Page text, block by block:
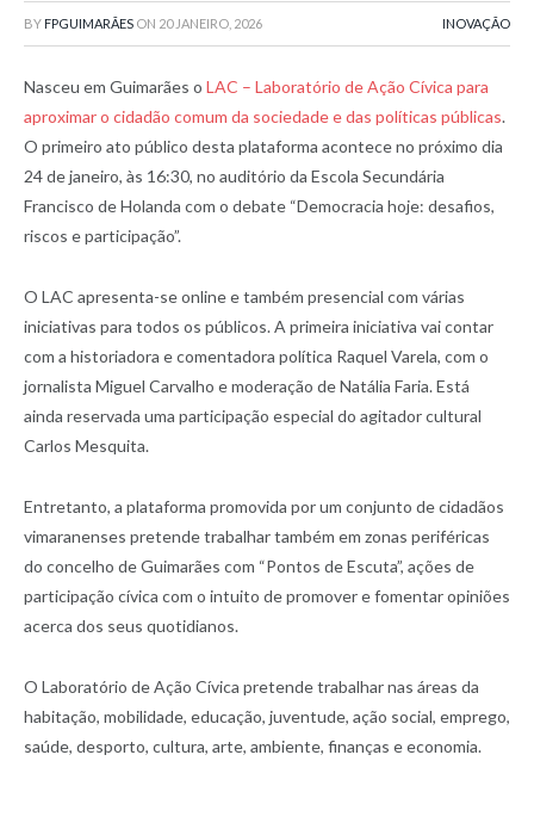
BY FPGUIMARÃES ON 20 JANEIRO, 2026 INOVAÇÃO
Nasceu em Guimarães o LAC – Laboratório de Ação Cívica para
aproximar o cidadão comum da sociedade e das políticas públicas.
O primeiro ato público desta plataforma acontece no próximo dia
24 de janeiro, às 16:30, no auditório da Escola Secundária
Francisco de Holanda com o debate “Democracia hoje: desafios,
riscos e participação”.
O LAC apresenta-se online e também presencial com várias
iniciativas para todos os públicos. A primeira iniciativa vai contar
com a historiadora e comentadora política Raquel Varela, com o
jornalista Miguel Carvalho e moderação de Natália Faria. Está
ainda reservada uma participação especial do agitador cultural
Carlos Mesquita.
Entretanto, a plataforma promovida por um conjunto de cidadãos
vimaranenses pretende trabalhar também em zonas periféricas
do concelho de Guimarães com “Pontos de Escuta”, ações de
participação cívica com o intuito de promover e fomentar opiniões
acerca dos seus quotidianos.
O Laboratório de Ação Cívica pretende trabalhar nas áreas da
habitação, mobilidade, educação, juventude, ação social, emprego,
saúde, desporto, cultura, arte, ambiente, finanças e economia.